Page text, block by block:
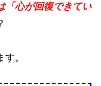
「心が回復できてい
。